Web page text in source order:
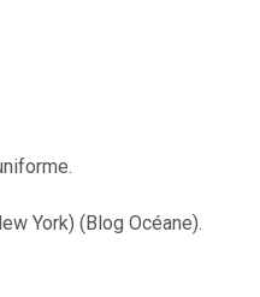
York)​​ (Blog Océane)​.